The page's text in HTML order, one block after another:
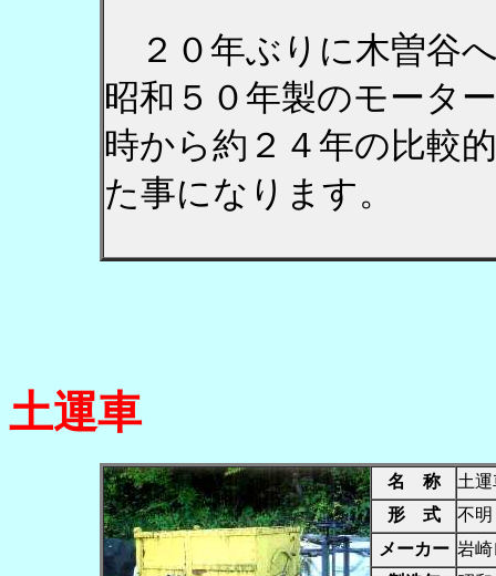
２０年ぶりに木曽谷
昭和５０年製のモータ
時から約２４年の比較
た事になります。
土運車
名 称
土
形 式
不明
メーカー 岩